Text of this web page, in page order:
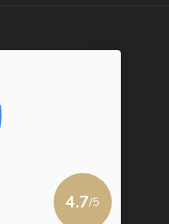
4.7/5